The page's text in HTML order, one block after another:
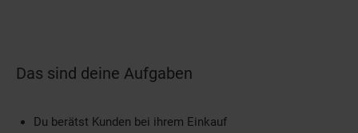
Das sind deine Aufgaben
Du berätst Kunden bei ihrem Einkauf